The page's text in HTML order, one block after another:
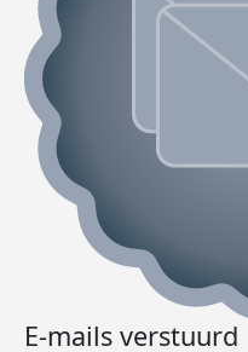
E-mails verstuurd